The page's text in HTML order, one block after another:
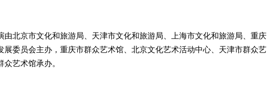
由北京市文化和旅游局、天津市文化和旅游局、上海市文化和旅游局、重庆
展委员会主办，重庆市群众艺术馆、北京文化艺术活动中心、天津市群众艺
艺术馆承办。